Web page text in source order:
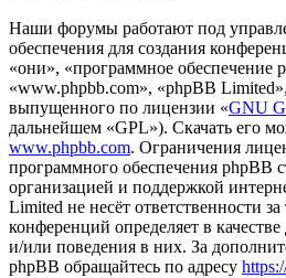
Наши форумы работают под
обеспечения для создания
«они», «программное обеспечение
«www.phpbb.com», «phpBB
выпущенного по лицензии «GNU
дальнейшем «GPL»). Скачать его
www.phpbb.com. Ограничения
программного обеспечения phpBB
организацией и поддержкой
Limited не несёт ответственности
конференций определяет в
и/или поведения в них. За
phpBB обращайтесь по адресу